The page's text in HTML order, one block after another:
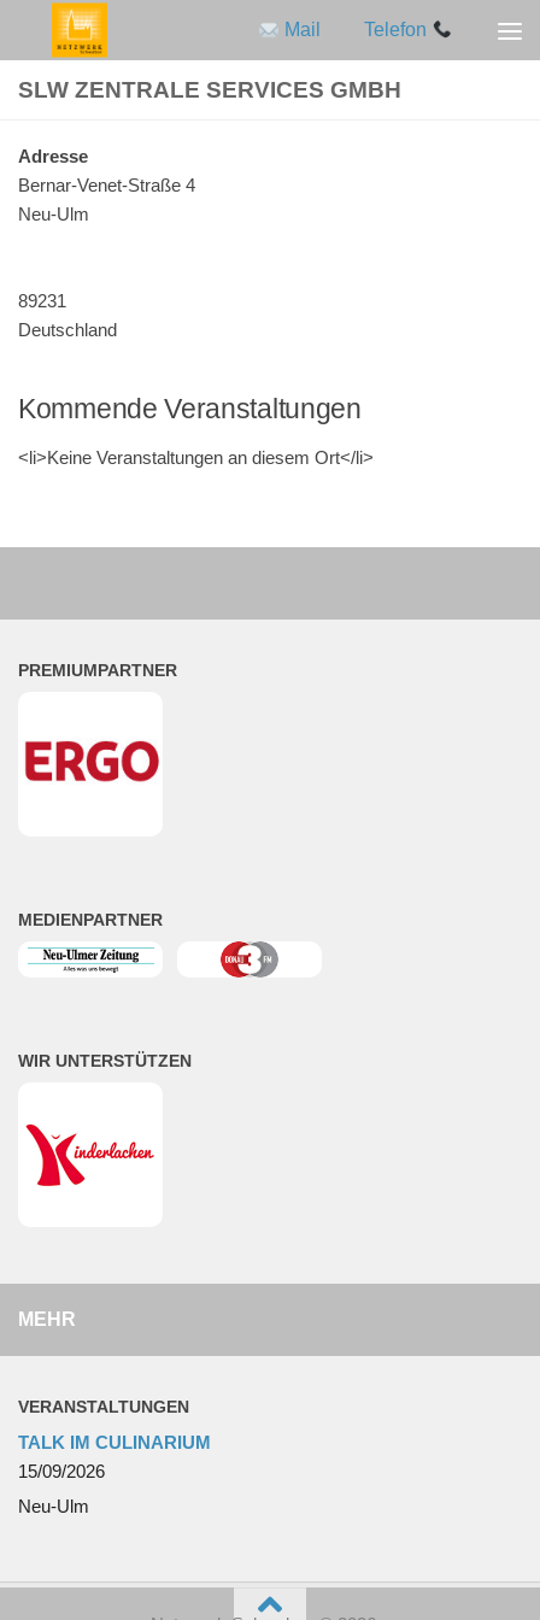
Zum Inhalt springen Mail Telefon
SLW ZENTRALE SERVICES GMBH
Adres­se
Bernar-Venet-Straße 4
Neu-Ulm
89231
Deutschland
Kommende Veranstaltungen
<li>Keine Ver­an­stal­tun­gen an die­sem Ort</li>
PREMIUMPARTNER
MEDIENPARTNER
WIR UNTERSTÜTZEN
MEHR
VERANSTALTUNGEN
TALK IM CULINARIUM
15/09/2026
Neu-Ulm